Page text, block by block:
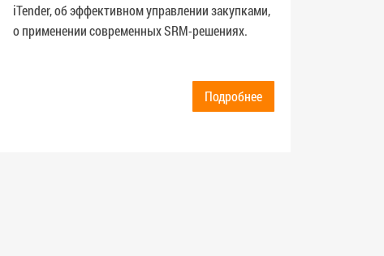
iTender, об эффективном управлении закупками,
о применении современных SRM-решениях.
Подробнее